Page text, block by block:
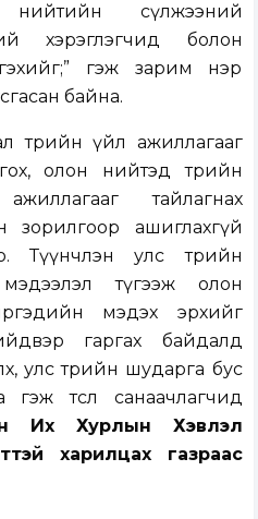
сүлжээний
хэрэглэгчид болон
гэж зарим нэр
байна.
төрийн үйл ажиллагааг
олон нийтэд төрийн
тайлагнах
зорилгоор ашиглахгүй
Түүнчлэн улс төрийн
түгээж олон
мэдэх эрхийг
гаргах байдалд
улс төрийн шударга бус
гэж төсөл санаачлагчид
Их Хурлын Хэвлэл
харилцах газраас